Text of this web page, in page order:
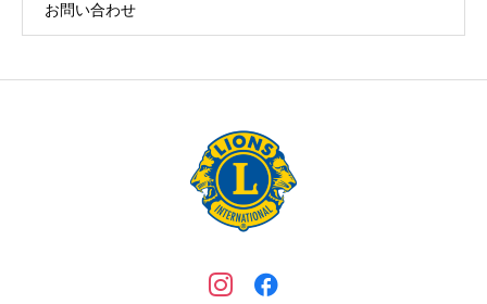
お問い合わせ